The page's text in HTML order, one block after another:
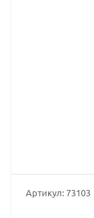
Артикул:73103